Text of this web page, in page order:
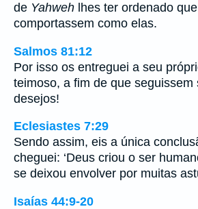
de Yahweh lhes ter ordenado
comportassem como elas.
Salmos 81:12
Por isso os entreguei a seu
teimoso, a fim de que seguissem
desejos!
Eclesiastes 7:29
Sendo assim, eis a única
cheguei: ‘Deus criou o ser
se deixou envolver por muitas
Isaías 44:9-20